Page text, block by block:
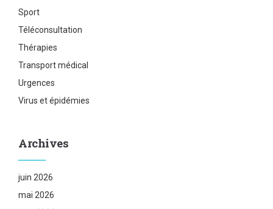
Sport
Téléconsultation
Thérapies
Transport médical
Urgences
Virus et épidémies
Archives
juin 2026
mai 2026